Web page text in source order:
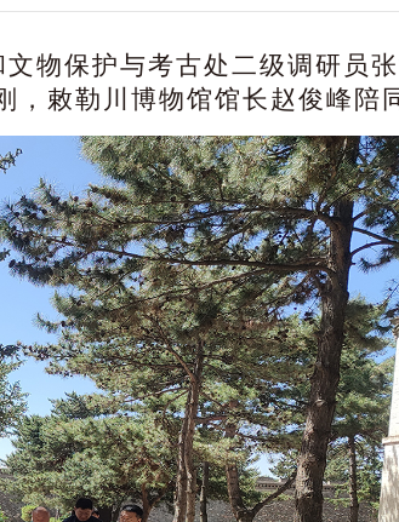
文物保护与考古处二级调研员
， 敕勒川博物馆馆长赵俊峰 陪